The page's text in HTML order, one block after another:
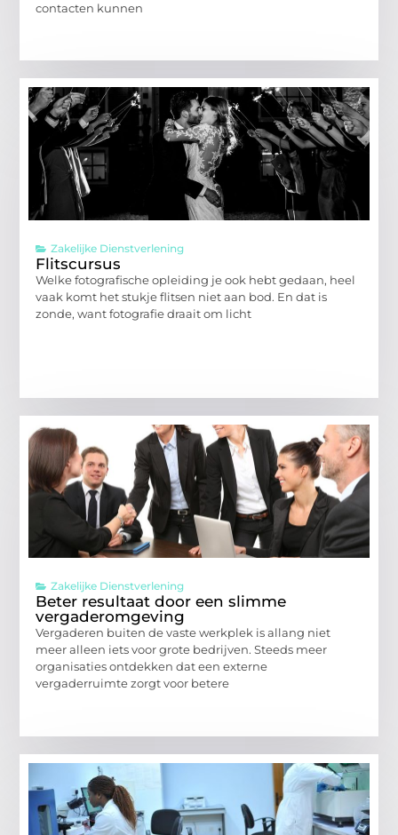
contacten kunnen
Zakelijke Dienstverlening
Flitscursus
Welke fotografische opleiding je ook hebt gedaan, heel
vaak komt het stukje flitsen niet aan bod. En dat is
zonde, want fotografie draait om licht
Zakelijke Dienstverlening
Beter resultaat door een slimme
vergaderomgeving
Vergaderen buiten de vaste werkplek is allang niet
meer alleen iets voor grote bedrijven. Steeds meer
organisaties ontdekken dat een externe
vergaderruimte zorgt voor betere